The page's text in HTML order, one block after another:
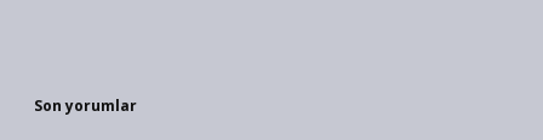
Son yorumlar